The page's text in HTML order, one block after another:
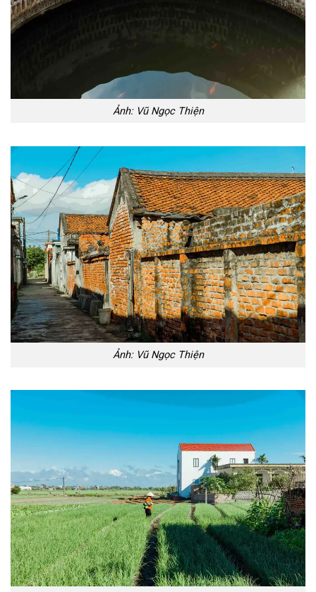
Ảnh: Vũ Ngọc Thiện
Ảnh: Vũ Ngọc Thiện